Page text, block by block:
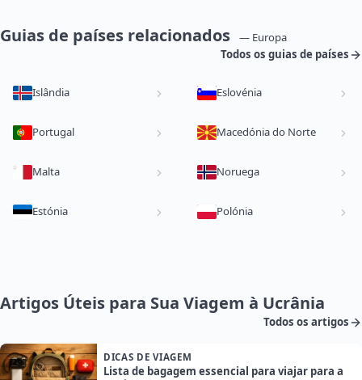
Guias de países relacionados
— Europa
Todos os guias de países
Islândia Eslovénia
Portugal Macedónia do Norte
Malta Noruega
Estónia Polónia
Artigos Úteis para Sua Viagem à Ucrânia
Todos os artigos
DICAS DE VIAGEM
Lista de bagagem essencial para viajar para a